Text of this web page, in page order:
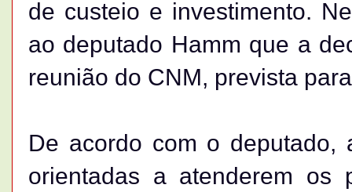
de custeio e investimento.
ao deputado Hamm que a
reunião do CNM, prevista
De acordo com o deputado,
orientadas a atenderem os